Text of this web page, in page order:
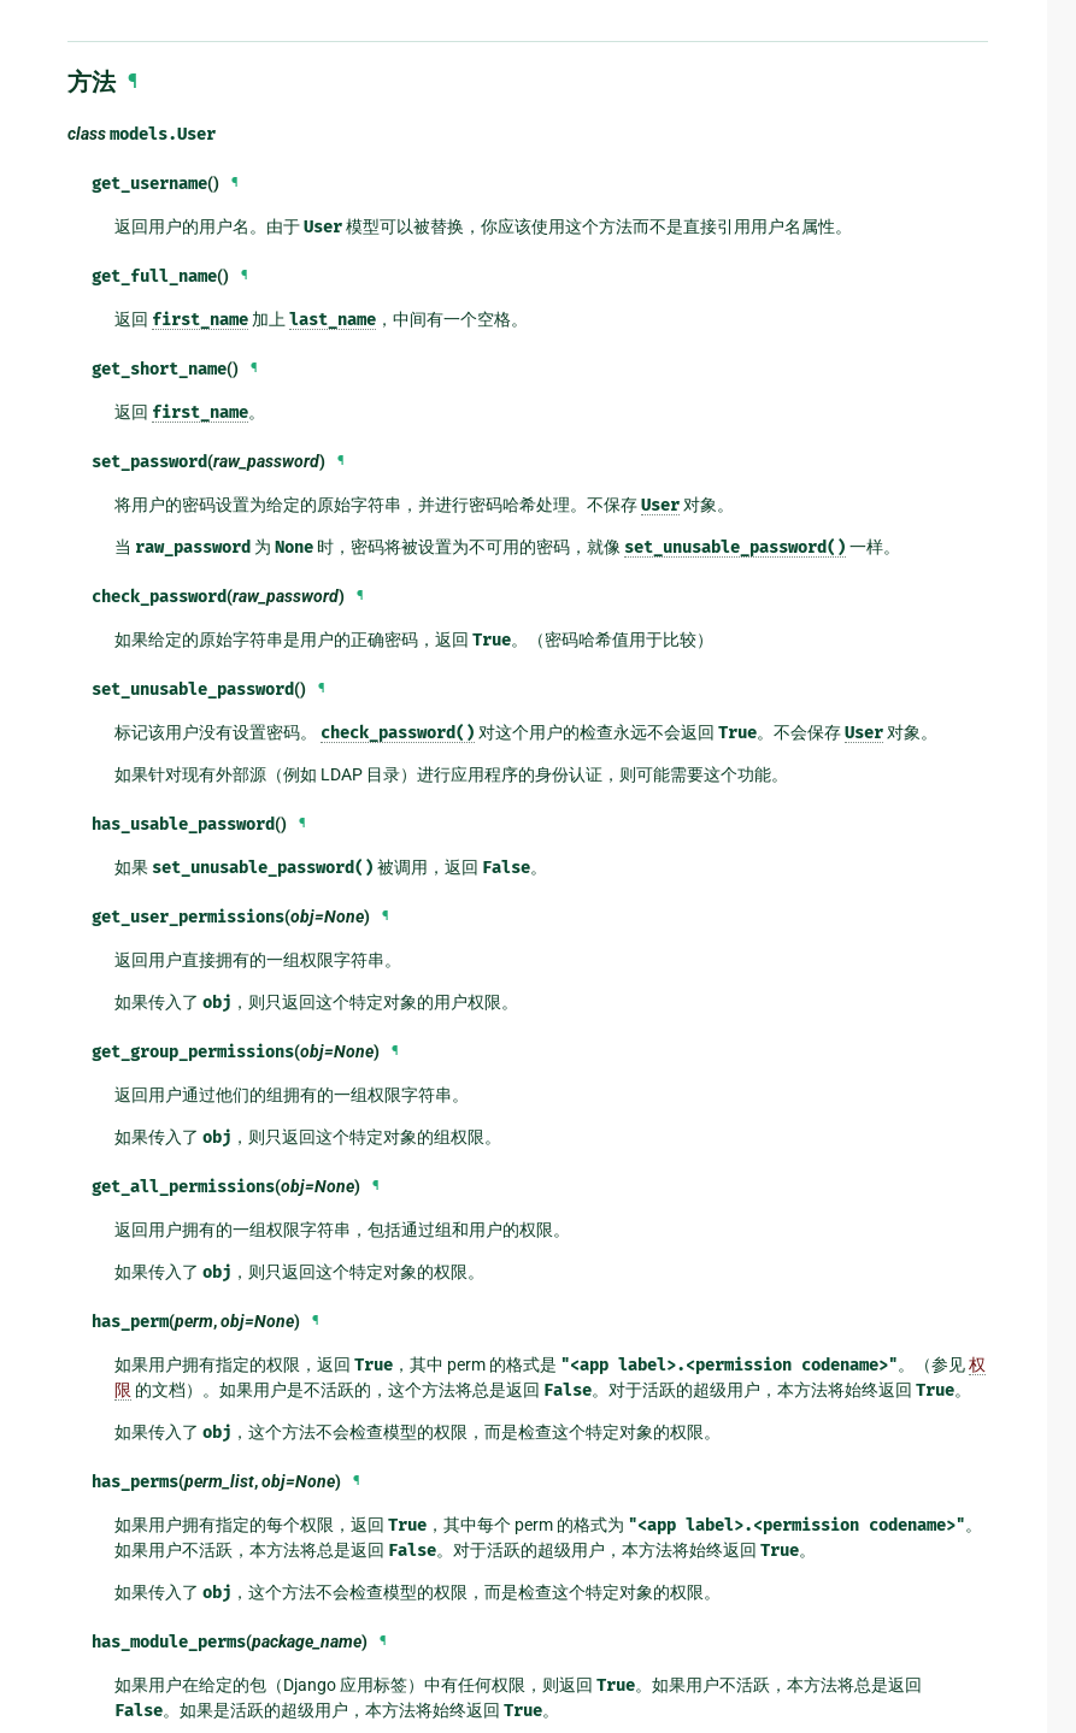
方法 ¶
classmodels.User
get_username() ¶
返回用户的用户名。由于User模型可以被替换，你应该使用这个方法而不是直接引用用户名属性。
get_full_name() ¶
返回 first_name 加上last_name ，中间有一个空格。
get_short_name() ¶
返回 first_name。
set_password(raw_password) ¶
将用户的密码设置为给定的原始字符串，并进行密码哈希处理。不保存User对象。
当 raw_password 为None 时，密码将被设置为不可用的密码，就像 set_unusable_password() 一样。
check_password(raw_password) ¶
如果给定的原始字符串是用户的正确密码，返回True。（密码哈希值用于比较）
set_unusable_password() ¶
标记该用户没有设置密码。 check_password() 对这个用户的检查永远不会返回True。不会保存User对象。
如果针对现有外部源（例如 LDAP 目录）进行应用程序的身份认证，则可能需要这个功能。
has_usable_password() ¶
如果 set_unusable_password() 被调用，返回 False。
get_user_permissions(obj=None) ¶
返回用户直接拥有的一组权限字符串。
如果传入了obj ，则只返回这个特定对象的用户权限。
get_group_permissions(obj=None) ¶
返回用户通过他们的组拥有的一组权限字符串。
如果传入了obj ，则只返回这个特定对象的组权限。
get_all_permissions(obj=None) ¶
返回用户拥有的一组权限字符串，包括通过组和用户的权限。
如果传入了obj ，则只返回这个特定对象的权限。
has_perm(perm,obj=None) ¶
如果用户拥有指定的权限，返回True ，其中 perm 的格式是 "<app label>.<permission codename>"。（参见权
限 的文档）。如果用户是不活跃的，这个方法将总是返回 False。对于活跃的超级用户，本方法将始终返回True。
如果传入了obj ，这个方法不会检查模型的权限，而是检查这个特定对象的权限。
has_perms(perm_list,obj=None) ¶
如果用户拥有指定的每个权限，返回True ，其中每个 perm 的格式为 "<app label>.<permission codename>"。
如果用户不活跃，本方法将总是返回 False。对于活跃的超级用户，本方法将始终返回True。
如果传入了obj ，这个方法不会检查模型的权限，而是检查这个特定对象的权限。
has_module_perms(package_name) ¶
如果用户在给定的包（Django 应用标签）中有任何权限，则返回True。如果用户不活跃，本方法将总是返回
False。如果是活跃的超级用户，本方法将始终返回True。